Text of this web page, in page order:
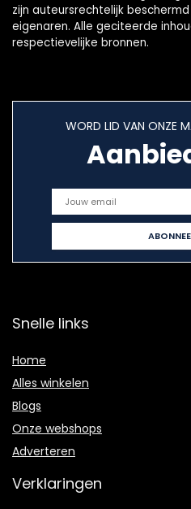
zijn auteursrechtelijk
eigenaren. Alle geciteerde
respectievelijke bronnen.
WORD LID VAN ONZE
Snelle links
Home
Alles winkelen
Blogs
Onze webshops
Adverteren
Verklaringen